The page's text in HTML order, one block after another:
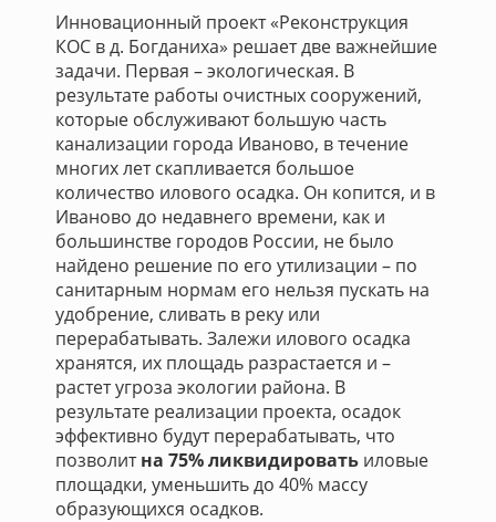
Инновационный проект «Реконструкция
КОС в д. Богданиха» решает две важнейшие
задачи. Первая – экологическая. В
результате работы очистных сооружений,
которые обслуживают большую часть
канализации города Иваново, в течение
многих лет скапливается большое
количество илового осадка. Он копится, и в
Иваново до недавнего времени, как и
большинстве городов России, не было
найдено решение по его утилизации – по
санитарным нормам его нельзя пускать на
удобрение, сливать в реку или
перерабатывать. Залежи илового осадка
хранятся, их площадь разрастается и –
растет угроза экологии района. В
результате реализации проекта, осадок
эффективно будут перерабатывать, что
позволитна 75% ликвидировать иловые
площадки, уменьшить до 40% массу
образующихся осадков.